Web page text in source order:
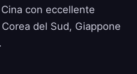
con eccellente
del Sud, Giappone